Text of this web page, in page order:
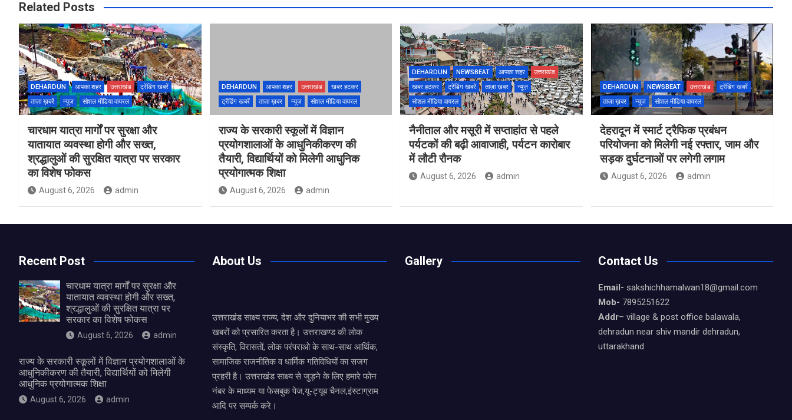
Related Posts
DEHARDUN आपका शहर उत्तराखंड
ट्रेंडिंग खबरें
ताज़ा ख़बरें
न्यूज़ सोशल मीडिया वायरल
चारधाम यात्रा मार्गों पर सुरक्षा और
यातायात व्यवस्था होगी और सख्त,
श्रद्धालुओं की सुरक्षित यात्रा पर सरकार
का विशेष फोकस
August 6, 2026 admin
DEHARDUN आपका शहर उत्तराखंड
खबर हटकर
ट्रेंडिंग खबरें
ताज़ा ख़बर न्यूज़ सोशल मीडिया वायरल
राज्य के सरकारी स्कूलों में विज्ञान
प्रयोगशालाओं के आधुनिकीकरण की
तैयारी, विद्यार्थियों को मिलेगी आधुनिक
प्रयोगात्मक शिक्षा
August 6, 2026 admin
DEHARDUN NEWSBEAT आपका शहर
उत्तराखंड
खबर हटकर
ट्रेंडिंग खबरें ताज़ा ख़बर
न्यूज़
सोशल मीडिया वायरल
नैनीताल और मसूरी में सप्ताहांत से पहले
पर्यटकों की बढ़ी आवाजाही, पर्यटन कारोबार
में लौटी रौनक
August 6, 2026 admin
DEHARDUN NEWSBEAT उत्तराखंड
ट्रेंडिंग खबरें
ताज़ा ख़बर
न्यूज़ सोशल मीडिया वायरल
देहरादून में स्मार्ट ट्रैफिक प्रबंधन
परियोजना को मिलेगी नई रफ्तार, जाम और
सड़क दुर्घटनाओं पर लगेगी लगाम
August 6, 2026 admin
Recent Post
चारधाम यात्रा मार्गों पर सुरक्षा और
यातायात व्यवस्था होगी और सख्त,
श्रद्धालुओं की सुरक्षित यात्रा पर
सरकार का विशेष फोकस
August 6, 2026 admin
राज्य के सरकारी स्कूलों में विज्ञान प्रयोगशालाओं के
आधुनिकीकरण की तैयारी, विद्यार्थियों को मिलेगी
आधुनिक प्रयोगात्मक शिक्षा
August 6, 2026 admin
About Us
उत्तराखंड साक्ष्य राज्य, देश और दुनियाभर की सभी मुख्य
खबरों को प्रसारित करता है। उत्तराखण्ड की लोक
संस्कृति, विरासतों, लोक परंपराओ के साथ-साथ आर्थिक,
सामाजिक राजनीतिक व धार्मिक गतिविधियों का सजग
प्रहरी है। उत्तराखंड साक्ष्य से जुड़ने के लिए हमारे फोन
नंबर के माध्यम या फेसबुक पेज,यू-ट्यूब चैनल,इंस्टाग्राम
आदि पर सम्पर्क करे।
Gallery Contact Us
Email- sakshichhamalwan18@gmail.com
Mob- 7895251622
Addr– village & post office balawala,
dehradun near shiv mandir dehradun,
uttarakhand